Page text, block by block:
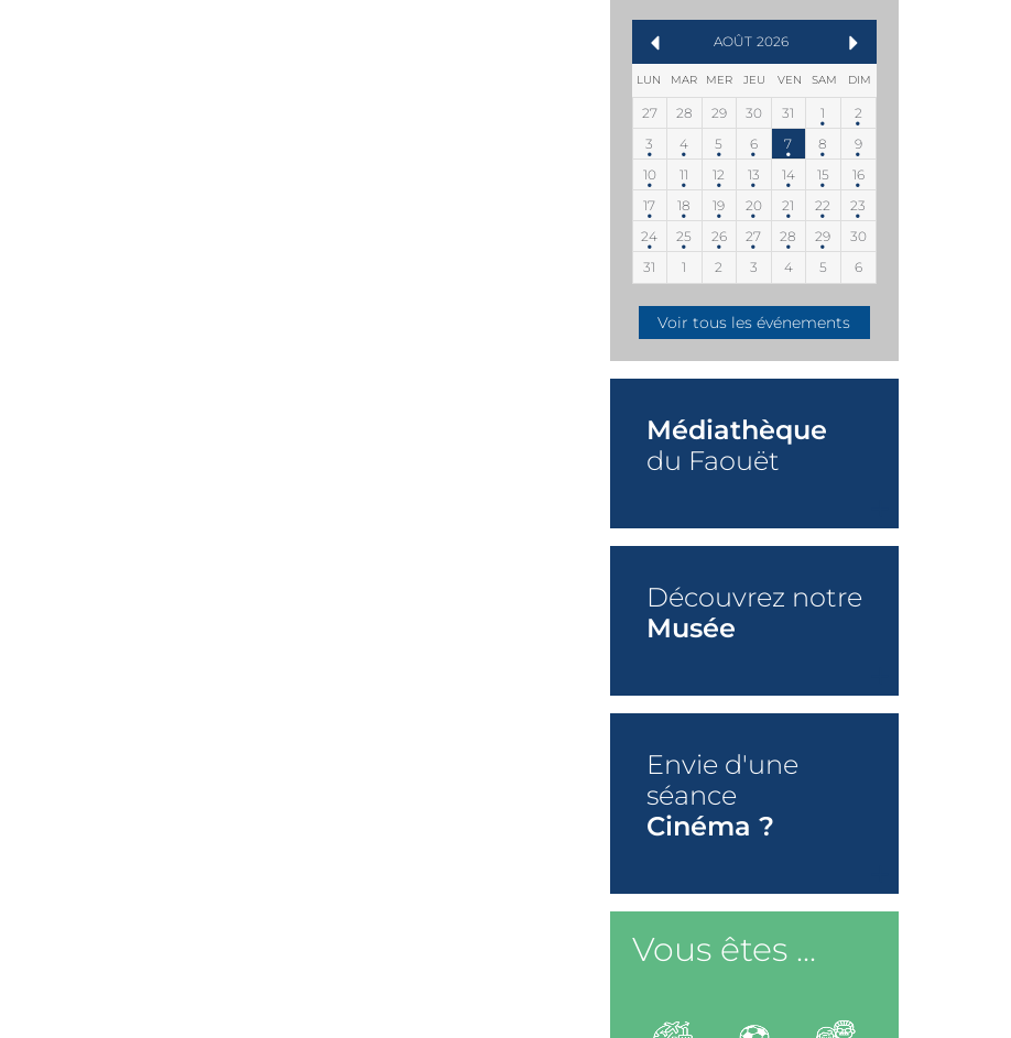
AOÛT 2026
LUN MAR MER JEU VEN SAM DIM
27 28 29 30 31 1
2
3
4 5 6 7 8
9
10
11 12 13 14 15
16
17
18 19 20 21 22
23
24
25 26 27 28 29
30
31
1 2 3 4 5 6
Voir tous les événements
Médiathèque
du Faouët
Découvrez notre
Musée
Envie d'une
séance
Cinéma ?
Vous êtes ...